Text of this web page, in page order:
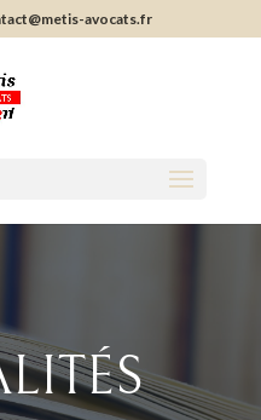
avocats.fr